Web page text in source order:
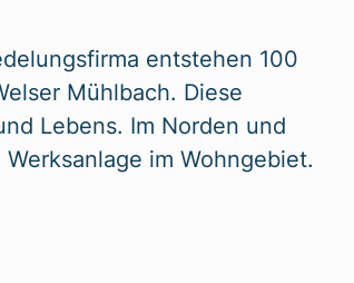
entstehen 100
Mühlbach. Diese
Lebens. Im Norden und
im Wohngebiet.